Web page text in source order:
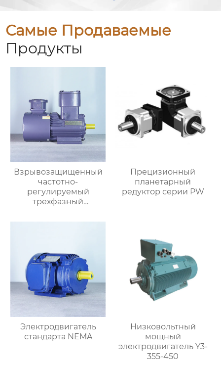
Самые Продаваемые
Продукты
Взрывозащищенный
частотно-
регулируемый
трехфазный
электродвигатель
Прецизионный
планетарный
редуктор серии PW
Электродвигатель
стандарта NEMA
Низковольтный
мощный
электродвигатель Y3-
355-450